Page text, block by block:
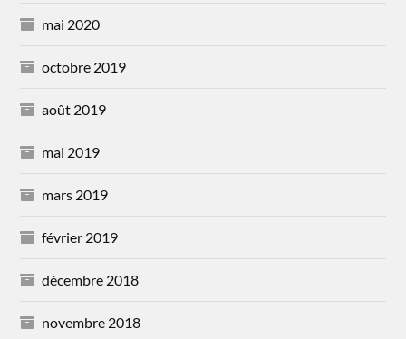
mai 2020
octobre 2019
août 2019
mai 2019
mars 2019
février 2019
décembre 2018
novembre 2018